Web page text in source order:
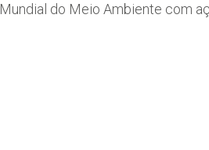
do Meio Ambiente com